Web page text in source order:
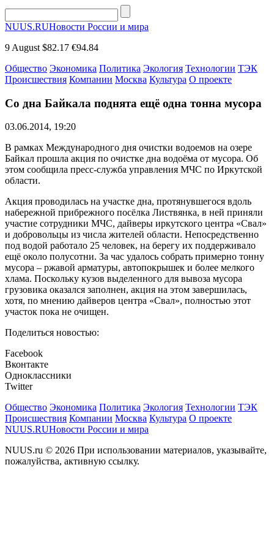
NUUS.RUНовости России и мира
9 August $82.17 €94.84
Общество Экономика Политика Экология Технологии ТЭК
Происшествия Компании Москва Культура О проекте
Со дна Байкала поднята ещё одна тонна мусора
03.06.2014, 19:20
В рамках Международного дня очистки водоемов на озере
Байкал прошла акция по очистке дна водоёма от мусора. Об
этом сообщила пресс-служба управления МЧС по Иркутской
области.
Акция проводилась на участке дна, протянувшегося вдоль
набережной прибрежного посёлка Листвянка, в ней приняли
участие сотрудники МЧС, дайверы иркутского центра «Свал»
и добровольцы из числа жителей области. Непосредственно
под водой работало 25 человек, на берегу их поддерживало
ещё около полусотни. За час удалось собрать примерно тонну
мусора – ржавой арматуры, автопокрышек и более мелкого
хлама. Поскольку кузов выделенного для вывоза мусора
грузовика оказался заполнен, акция на этом завершилась,
хотя, по мнению дайверов центра «Свал», полностью этот
участок пока не очищен.
Поделиться новостью:
Facebook
Вконтакте
Одноклассники
Twitter
Общество Экономика Политика Экология Технологии ТЭК
Происшествия Компании Москва Культура О проекте
NUUS.RUНовости России и мира
NUUS.ru © 2026 При использовании материалов, указывайте,
пожалуйства, активную ссылку.